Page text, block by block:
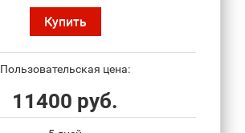
Купить
Пользовательская цена:
11400 руб.